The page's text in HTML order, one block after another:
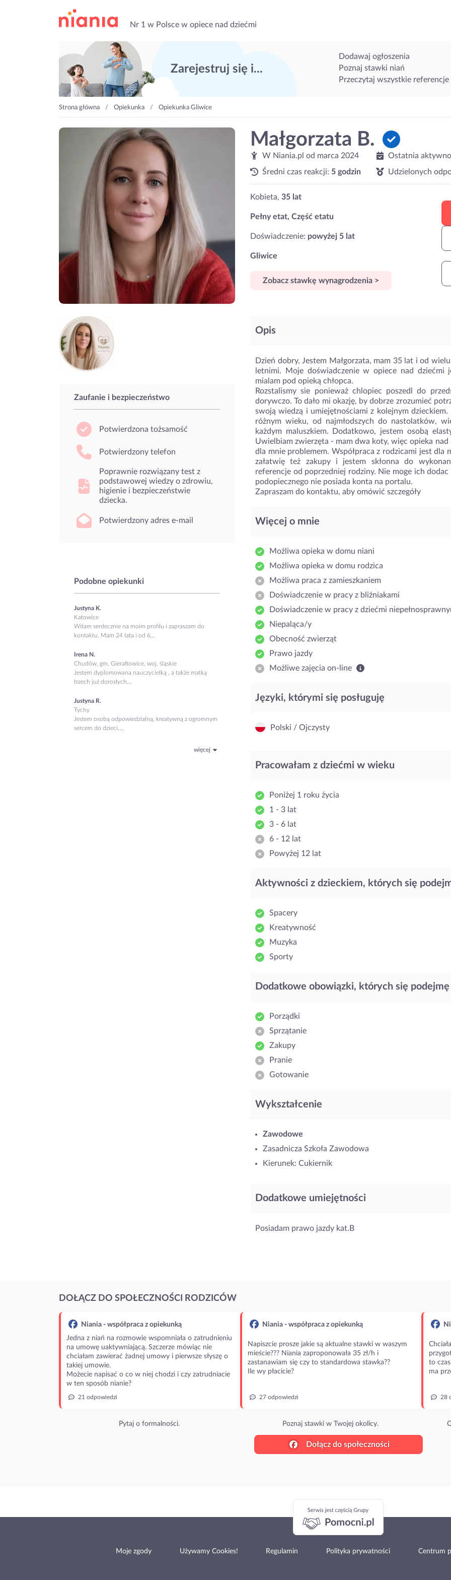
Nr 1 w Polsce w opiece nad dziećmi
Zarejestruj się i...
Dodawaj ogłoszenia
Poznaj stawki niań
Przeczytaj wszystkie referencje
Strona główna Opiekunka Opiekunka Gliwice
Małgorzata B.
W Niania.pl od marca 2024
Średni czas reakcji: 5 godzin
Ostatnia
Udzielonych
Kobieta, 35 lat
Pełny etat, Część etatu
Doświadczenie: powyżej 5 lat
Gliwice
Zobacz stawkę wynagrodzenia >
Zaufanie i bezpieczeństwo
Potwierdzona tożsamość
Potwierdzony telefon
Poprawnie rozwiązany test z
podstawowej wiedzy o zdrowiu,
higienie i bezpieczeństwie
dziecka.
Potwierdzony adres e-mail
Podobne opiekunki
Justyna K.
Katowice
Witam serdecznie na moim profilu i zapraszam do
kontaktu. Mam 24 lata i od 6...
Irena N.
Chudów, gm. Gierałtowice, woj. śląskie
Jestem dyplomowana nauczycielką , a także matką
trzech już dorosłych...
Justyna R.
Tychy
Jestem osobą odpowiedzialną, kreatywną z ogromnym
sercem do dzieci....
więcej
Opis
Dzień dobry, Jestem Małgorzata, mam 35 lat i od
letnimi. Moje doświadczenie w opiece nad dziećmi
mialam pod opieką chłopca.
Rozstalismy sie ponieważ chlopiec poszedl do
dorywczo. To dało mi okazję, by dobrze zrozumieć
swoją wiedzą i umiejętnościami z kolejnym
różnym wieku, od najmłodszych do nastolatków,
każdym maluszkiem. Dodatkowo, jestem osobą
Uwielbiam zwierzęta - mam dwa koty, więc opieka
dla mnie problemem. Współpraca z rodzicami jest
załatwię też zakupy i jestem skłonna do
referencje od poprzedniej rodziny. Nie moge ich
podopiecznego nie posiada konta na portalu.
Zapraszam do kontaktu, aby omówić szczegóły
Więcej o mnie
Możliwa opieka w domu niani
Możliwa opieka w domu rodzica
Możliwa praca z zamieszkaniem
Doświadczenie w pracy z bliźniakami
Doświadczenie w pracy z dziećmi
Niepaląca/y
Obecność zwierząt
Prawo jazdy
Możliwe zajęcia on-line
Języki, którymi się posługuję
Polski / Ojczysty
Pracowałam z dziećmi w wieku
Poniżej 1 roku życia
1 - 3 lat
3 - 6 lat
6 - 12 lat
Powyżej 12 lat
Aktywności z dzieckiem, których się
Spacery
Kreatywność
Muzyka
Sporty
Dodatkowe obowiązki, których się podejmę
Porządki
Sprzątanie
Zakupy
Pranie
Gotowanie
Wykształcenie
Zawodowe
Zasadnicza Szkoła Zawodowa
Kierunek: Cukiernik
Dodatkowe umiejętności
Posiadam prawo jazdy kat.B
DOŁĄCZ DO SPOŁECZNOŚCI RODZICÓW
Niania - współpraca z opiekunką
Jedna z niań na rozmowie wspomniała o zatrudnieniu
na umowę uaktywniającą. Szczerze mówiąc nie
chciałam zawierać żadnej umowy i pierwsze słyszę o
takiej umowie.
Możecie napisać o co w niej chodzi i czy zatrudniacie
w ten sposób nianie?
21 odpowiedzi
Pytaj o formalności.
Niania - współpraca z opiekunką
Napiszcie prosze jakie są aktualne stawki w waszym
mieście??? Niania zaproponowała 35 zł/h i
zastanawiam się czy to standardowa stawka??
Ile wy płacicie?
27 odpowiedzi
Poznaj stawki w Twojej okolicy.
to
ma
28
Dołącz do społeczności
Moje zgody Używamy Cookies! Regulamin Polityka prywatności Centrum